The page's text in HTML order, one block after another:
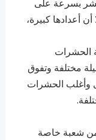
بسرعة على
أعدادها كبيرة،
الحشرات
مختلفة وتفوق
وأغلب الحشرات
شعبة خاصة